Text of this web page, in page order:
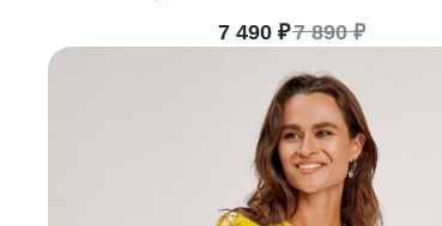
7 490 ₽7 890 ₽